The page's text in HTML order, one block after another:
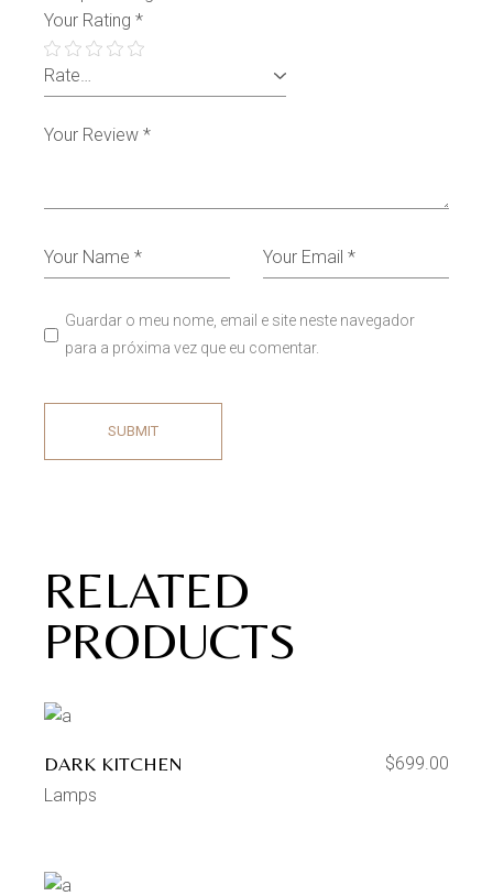
Your Rating*
Guardar o meu nome, email e site neste navegador
para a próxima vez que eu comentar.
SUBMIT
RELATED
PRODUCTS
DARK KITCHEN $699.00
Lamps